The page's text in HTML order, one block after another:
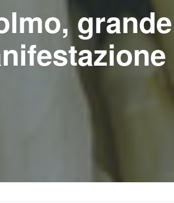
grande